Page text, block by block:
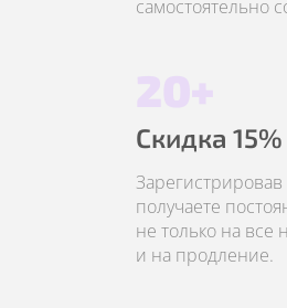
самостоятельно
20+
Скидка 15%
получаете
не только на все
и на продление.